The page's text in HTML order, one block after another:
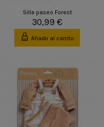
Silla paseo Forest
30,99 €
Añadir al carrito